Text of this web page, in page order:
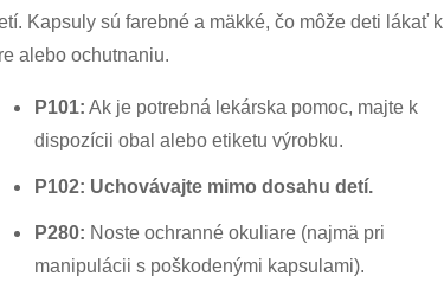
Kapsuly sú farebné a mäkké, čo môže deti lákať k
alebo ochutnaniu.
P101: Ak je potrebná lekárska pomoc, majte k
dispozícii obal alebo etiketu výrobku.
P102: Uchovávajte mimo dosahu detí.
P280: Noste ochranné okuliare (najmä pri
manipulácii s poškodenými kapsulami).